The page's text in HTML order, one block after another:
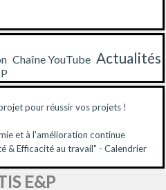
Chaîne YouTube Actualités
pour réussir vos projets !
et à l'amélioration continue
& Efficacité au travail" - Calendrier
E&P